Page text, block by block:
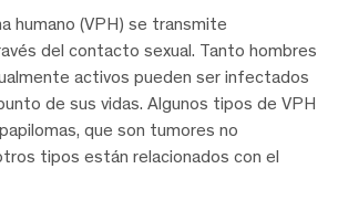
humano (VPH) se transmite
del contacto sexual. Tanto hombres
activos pueden ser infectados
de sus vidas. Algunos tipos de VPH
que son tumores no
tipos están relacionados con el